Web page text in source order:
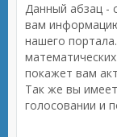
Данный абзац -
вам
нашего
покажет вам
Так же вы
голосовании и